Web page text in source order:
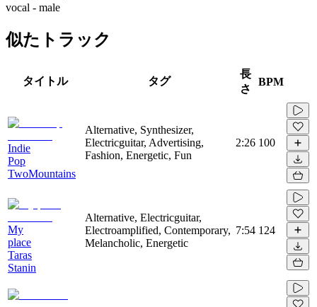
vocal - male
似たトラック
タイトル タグ
長
さ
BPM
Indie
Pop
TwoMountains
Alternative, Synthesizer,
Electricguitar, Advertising,
Fashion, Energetic, Fun
2:26 100
My
place
Taras
Stanin
Alternative, Electricguitar,
Electroamplified, Contemporary,
Melancholic, Energetic
7:54 124